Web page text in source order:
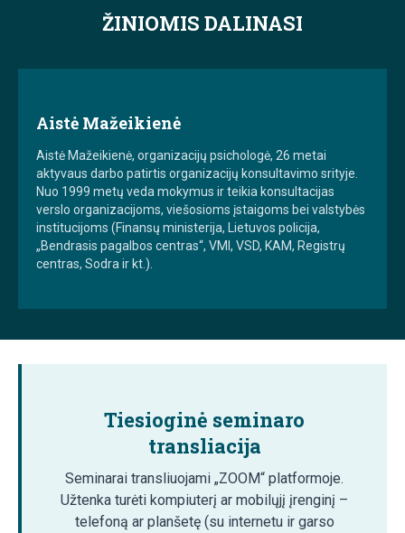
ŽINIOMIS DALINASI
Aistė Mažeikienė
Aistė Mažeikienė, organizacijų psichologė, 26 metai
aktyvaus darbo patirtis organizacijų konsultavimo srityje.
Nuo 1999 metų veda mokymus ir teikia konsultacijas
verslo organizacijoms, viešosioms įstaigoms bei valstybės
institucijoms (Finansų ministerija, Lietuvos policija,
„Bendrasis pagalbos centras“, VMI, VSD, KAM, Registrų
centras, Sodra ir kt.).
Tiesioginė seminaro
transliacija
Seminarai transliuojami „ZOOM“ platformoje.
Užtenka turėti kompiuterį ar mobilųjį įrenginį –
telefoną ar planšetę (su internetu ir garso